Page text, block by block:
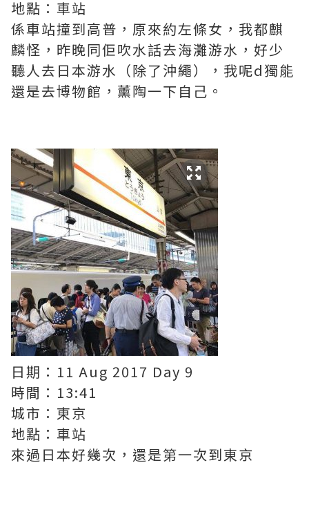
地點：車站
係車站撞到高普，原來約左條女，我都麒
麟怪，昨晚同佢吹水話去海灘游水，好少
聽人去日本游水（除了沖繩），我呢d獨能
還是去博物館，薰陶一下自己。
日期：11 Aug 2017 Day 9
時間：13:41
城市：東京
地點：車站
來過日本好幾次，還是第一次到東京